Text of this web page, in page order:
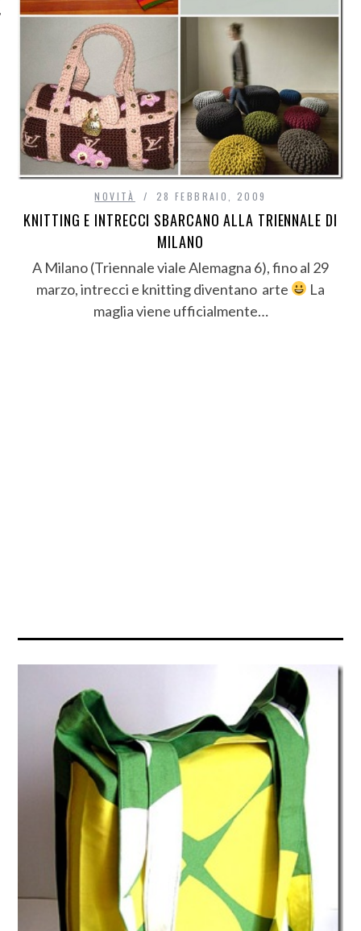
NOVITÀ 28 FEBBRAIO, 2009
KNITTING E INTRECCI SBARCANO ALLA TRIENNALE DI
MILANO
A Milano (Triennale viale Alemagna 6), fino al 29
marzo, intrecci e knitting diventano arte
La
maglia viene ufficialmente…